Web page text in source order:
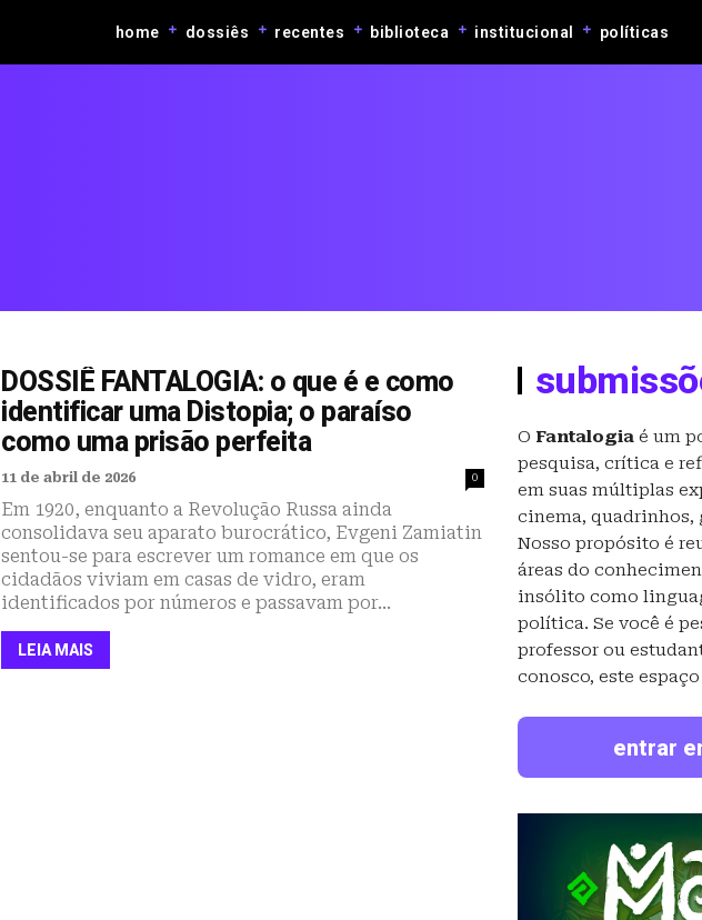
home dossiês recentes biblioteca institucional políticas
DOSSIÊ FANTALOGIA: o que é e como
identificar uma Distopia; o paraíso
como uma prisão perfeita
11 de abril de 2026 0
Em 1920, enquanto a Revolução Russa ainda
consolidava seu aparato burocrático, Evgeni Zamiatin
sentou-se para escrever um romance em que os
cidadãos viviam em casas de vidro, eram
identificados por números e passavam por...
LEIA MAIS
O Fantalogia é um
pesquisa, crítica e
em suas múltiplas
cinema, quadrinhos,
Nosso propósito é
áreas do
insólito como
política. Se você é
professor ou
conosco, este
entrar